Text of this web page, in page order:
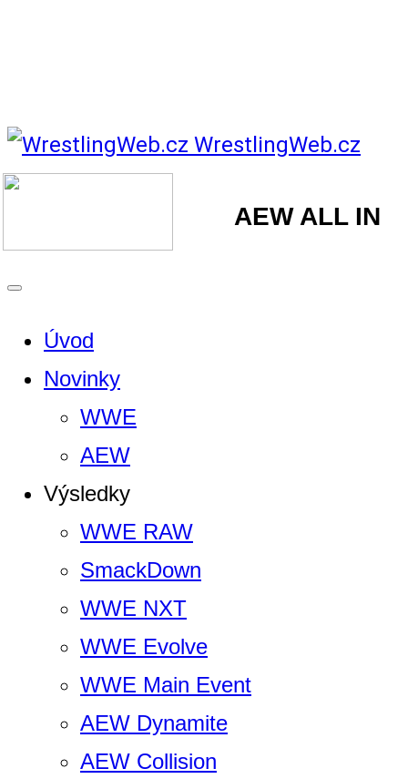
WrestlingWeb.cz
AEW ALL IN
Úvod
Novinky
WWE
AEW
Výsledky
WWE RAW
SmackDown
WWE NXT
WWE Evolve
WWE Main Event
AEW Dynamite
AEW Collision